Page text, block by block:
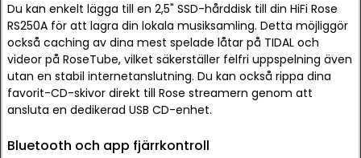
Du kan enkelt lägga till en 2,5" SSD-hårddisk till din HiFi Rose
RS250A för att lagra din lokala musiksamling. Detta möjliggör
också caching av dina mest spelade låtar på TIDAL och
videor på RoseTube, vilket säkerställer felfri uppspelning även
utan en stabil internetanslutning. Du kan också rippa dina
favorit-CD-skivor direkt till Rose streamern genom att
ansluta en dedikerad USB CD-enhet.
Bluetooth och app fjärrkontroll